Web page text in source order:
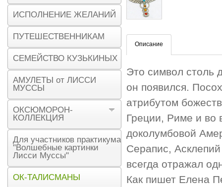
Описание
Это символ столь
он появился.
атрибутом
Греции, Риме и во
доколумбовой
Серапис,
всегда отражал
Как пишет Елена
ИСПОЛНЕНИЕ ЖЕЛАНИЙ
ПУТЕШЕСТВЕННИКАМ
СЕМЕЙСТВО КУЗЬКИНЫХ
АМУЛЕТЫ от ЛИССИ
МУССЫ
ОКСЮМОРОН-
КОЛЛЕКЦИЯ
Для участников практикума
"Волшебные картинки
Лисси Муссы"
ОК-ТАЛИСМАНЫ